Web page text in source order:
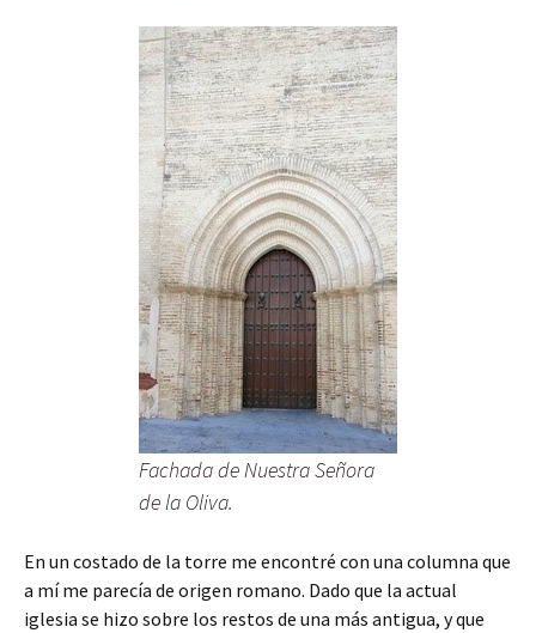
Fachada de Nuestra Señora
de la Oliva.
En un costado de la torre me encontré con una columna que
a mí me parecía de origen romano. Dado que la actual
iglesia se hizo sobre los restos de una más antigua, y que